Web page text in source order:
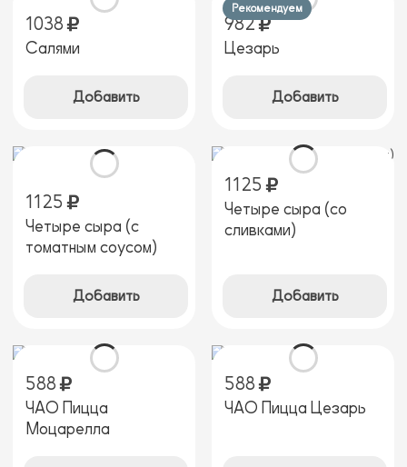
1038
Салями
Добавить
982
Цезарь
Добавить
Рекомендуем
1125
Четыре сыра (c
томатным соусом)
Добавить
1125
Четыре сыра (cо
сливками)
Добавить
588
ЧАО Пицца
Моцарелла
588
ЧАО Пицца Цезарь